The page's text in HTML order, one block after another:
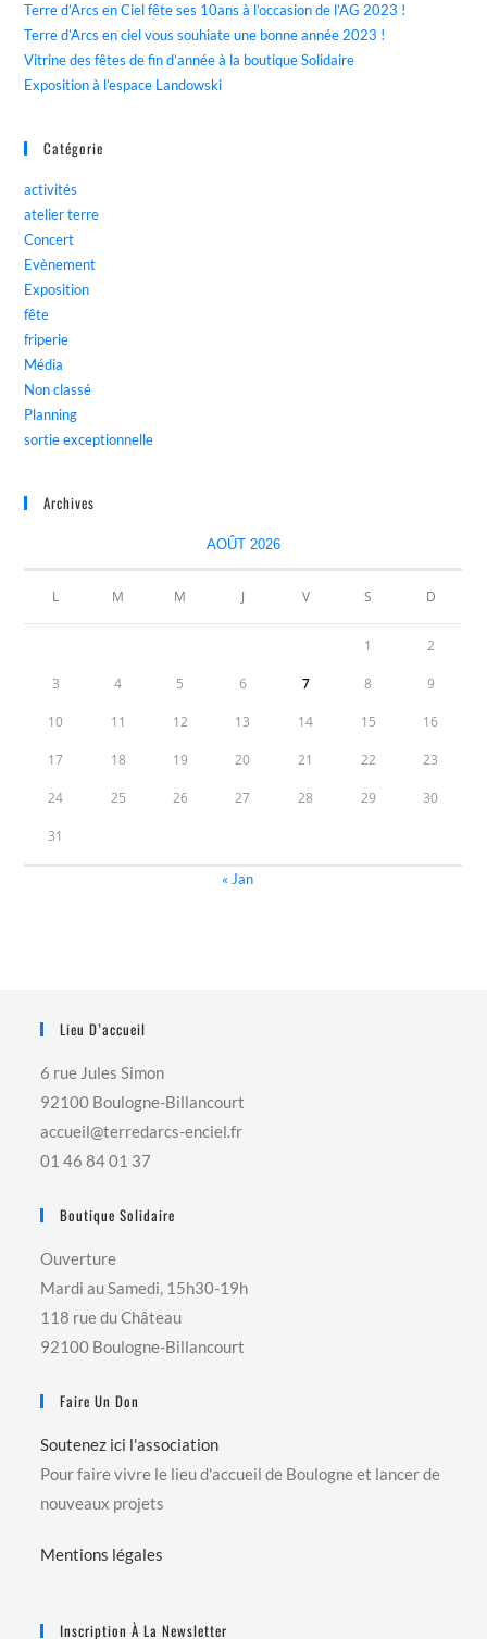
Terre d’Arcs en Ciel fête ses 10ans à l’occasion de l’AG 2023 !
Terre d’Arcs en ciel vous souhiate une bonne année 2023 !
Vitrine des fêtes de fin d’année à la boutique Solidaire
Exposition à l’espace Landowski
Catégorie
activités
atelier terre
Concert
Evènement
Exposition
fête
friperie
Média
Non classé
Planning
sortie exceptionnelle
Archives
AOÛT 2026
L M M J V S D
1 2
3 4 5 6 7 8 9
10 11 12 13 14 15 16
17 18 19 20 21 22 23
24 25 26 27 28 29 30
31
« Jan
Lieu D’accueil
6 rue Jules Simon
92100 Boulogne-Billancourt
accueil@terredarcs-enciel.fr
01 46 84 01 37
Boutique Solidaire
Ouverture
Mardi au Samedi, 15h30-19h
118 rue du Château
92100 Boulogne-Billancourt
Faire Un Don
Soutenez ici l'association
Pour faire vivre le lieu d'accueil de Boulogne et lancer de
nouveaux projets
Mentions légales
Inscription À La Newsletter